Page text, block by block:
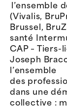
l’ensemble
(Vivalis,
Brussel,
santé
CAP – Tiers-
Joseph
l’ensemble
des
dans une
collective :